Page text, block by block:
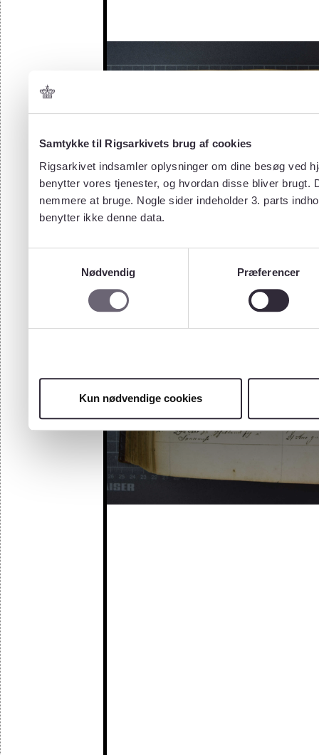
Samtykke til Rigsarkivets brug af cookies
Rigsarkivet indsamler oplysninger om dine besøg ved
benytter vores tjenester, og hvordan disse bliver
nemmere at bruge. Nogle sider indeholder 3. parts
benytter ikke denne data.
Nødvendig
Præferencer
Kun nødvendige cookies